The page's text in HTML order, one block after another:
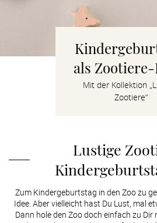
als
Mit der Kollektion
Zootiere“
Lustige
Zum Kindergeburtstag in den Zoo zu
Idee. Aber vielleicht hast Du Lust, mal
Dann hole den Zoo doch einfach zu